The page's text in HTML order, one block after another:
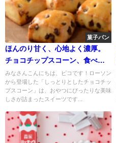
菓子パン
ほんのり甘く、心地よく濃厚。
チョコチップスコーン、食べ出
すと止まらない、その美味しさ
をご賞味ください。
みなさんこんにちは、ピコです！ローソン
から登場した「しっとりとしたチョコチッ
プスコーン」は、おやつにぴったりな美味
しさが詰まったスイーツです...